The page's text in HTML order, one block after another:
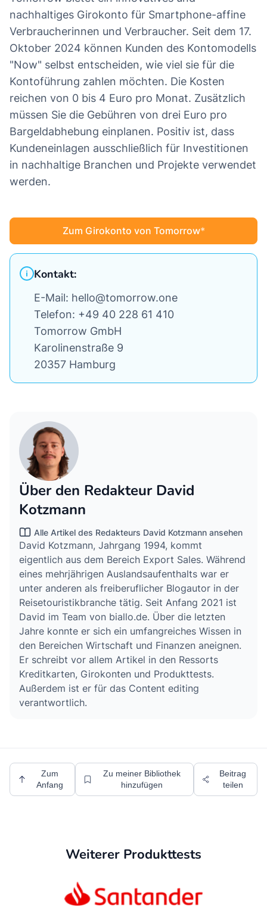
nachhaltiges Girokonto für Smartphone-affine
Verbraucherinnen und Verbraucher. Seit dem 17.
Oktober 2024 können Kunden des Kontomodells
"Now" selbst entscheiden, wie viel sie für die
Kontoführung zahlen möchten. Die Kosten
reichen von 0 bis 4 Euro pro Monat. Zusätzlich
müssen Sie die Gebühren von drei Euro pro
Bargeldabhebung einplanen. Positiv ist, dass
Kundeneinlagen ausschließlich für Investitionen
in nachhaltige Branchen und Projekte verwendet
werden.
Zum Girokonto von Tomorrow
Kontakt:
E-Mail: hello@tomorrow.one
Telefon: +49 40 228 61 410
Tomorrow GmbH
Karolinenstraße 9
20357 Hamburg
Über den Redakteur David
Kotzmann
Alle Artikel des Redakteurs David Kotzmann ansehen
David Kotzmann, Jahrgang 1994, kommt
eigentlich aus dem Bereich Export Sales. Während
eines mehrjährigen Auslandsaufenthalts war er
unter anderen als freiberuflicher Blogautor in der
Reisetouristikbranche tätig. Seit Anfang 2021 ist
David im Team von biallo.de. Über die letzten
Jahre konnte er sich ein umfangreiches Wissen in
den Bereichen Wirtschaft und Finanzen aneignen.
Er schreibt vor allem Artikel in den Ressorts
Kreditkarten, Girokonten und Produkttests.
Außerdem ist er für das Content editing
verantwortlich.
Zum
Anfang
Zu meiner Bibliothek
hinzufügen
Beitrag
teilen
Weiterer Produkttests